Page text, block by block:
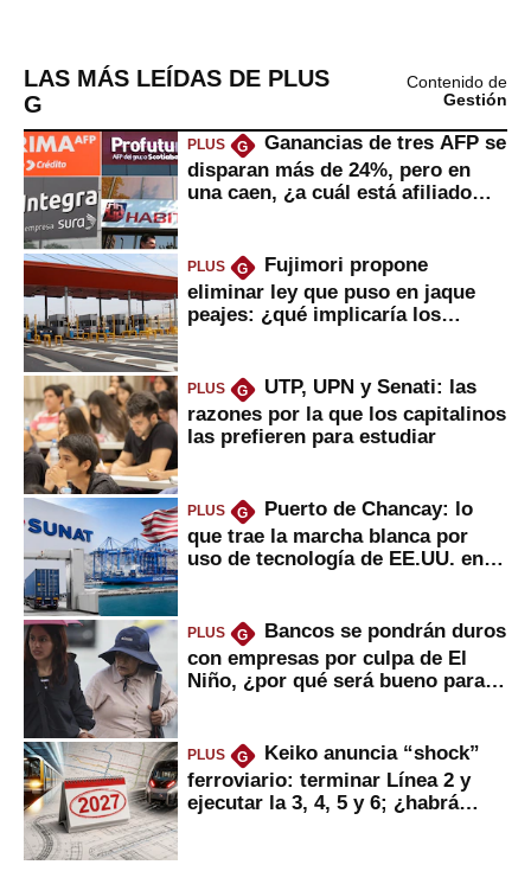
LAS MÁS LEÍDAS DE PLUS
G
Contenido de
Gestión
PLUS G
Ganancias de tres AFP se
disparan más de 24%, pero en
una caen, ¿a cuál está afiliado
PLUS G
Fujimori propone
eliminar ley que puso en jaque
peajes: ¿qué implicaría los
PLUS G
UTP, UPN y Senati: las
razones por la que los capitalinos
las prefieren para estudiar
PLUS G
Puerto de Chancay: lo
que trae la marcha blanca por
uso de tecnología de EE.UU. en
PLUS G
Bancos se pondrán duros
con empresas por culpa de El
Niño, ¿por qué será bueno para
PLUS G
Keiko anuncia “shock”
ferroviario: terminar Línea 2 y
ejecutar la 3, 4, 5 y 6; ¿habrá